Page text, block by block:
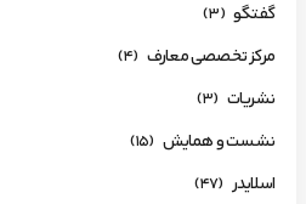
گفتگو (3)
مرکز تخصصی معارف (4)
نشریات (3)
نشست و همایش (15)
اسلایدر (47)